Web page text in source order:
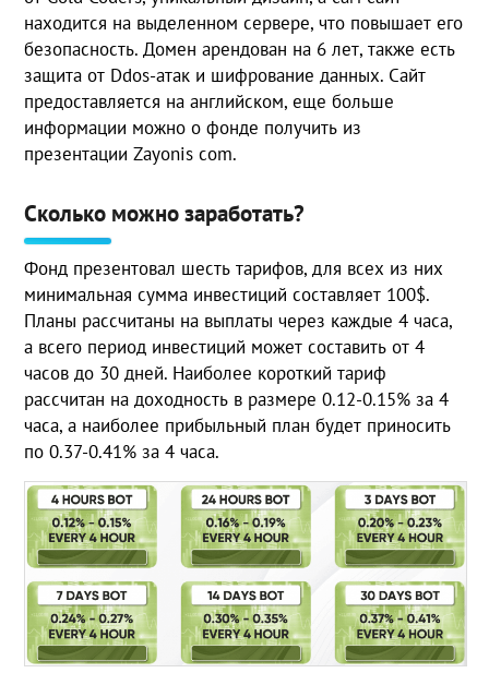
находится на выделенном сервере, что повышает его
безопасность. Домен арендован на 6 лет, также есть
защита от Ddos-атак и шифрование данных. Сайт
предоставляется на английском, еще больше
информации можно о фонде получить из
презентации Zayonis com.
Сколько можно заработать?
Фонд презентовал шесть тарифов, для всех из них
минимальная сумма инвестиций составляет 100$.
Планы рассчитаны на выплаты через каждые 4 часа,
а всего период инвестиций может составить от 4
часов до 30 дней. Наиболее короткий тариф
рассчитан на доходность в размере 0.12-0.15% за 4
часа, а наиболее прибыльный план будет приносить
по 0.37-0.41% за 4 часа.